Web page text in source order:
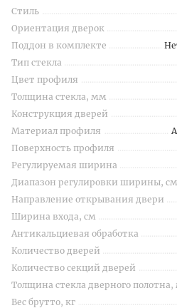
Стиль
Ориентация дверок
Поддон в комплекте
Тип стекла
Цвет профиля
Толщина стекла, мм
Конструкция дверей
Материал профиля
Поверхность профиля
Регулируемая ширина
Диапазон регулировки ширины, см
Направление открывания двери
Ширина входа, см
Антикальциевая обработка
Количество дверей
Количество секций дверей
Толщина стекла дверного
Вес брутто, кг